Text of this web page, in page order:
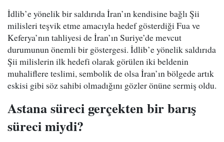
İdlib’e yönelik bir saldırıda İran’ın kendisine bağlı Şii
milisleri teşvik etme amacıyla hedef gösterdiği Fua ve
Keferya’nın tahliyesi de İran’ın Suriye’de mevcut
durumunun önemli bir göstergesi. İdlib’e yönelik saldırıda
Şii milislerin ilk hedefi olarak görülen iki beldenin
muhaliflere teslimi, sembolik de olsa İran’ın bölgede artık
eskisi gibi söz sahibi olmadığını gözler önüne sermiş oldu.
Astana süreci gerçekten bir barış
süreci miydi?